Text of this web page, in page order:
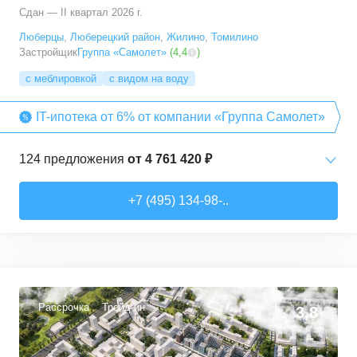
Сдан — II квартал 2026 г.
Люберцы, Люберецкий район, Жилино, Томилино
ЗастройщикГруппа «Самолет» (4,4 )
с меблировкой с видом на воду
IT-ипотека от 6% от компании «Группа Самолет»
124 предложения от 4 761 420 ₽
2-комн. кв. 5 825 910 ₽
32,92–60,32м² 29 предложений
+7 (495) 134-98-..
Рассрочка Трейд-ин 3,8